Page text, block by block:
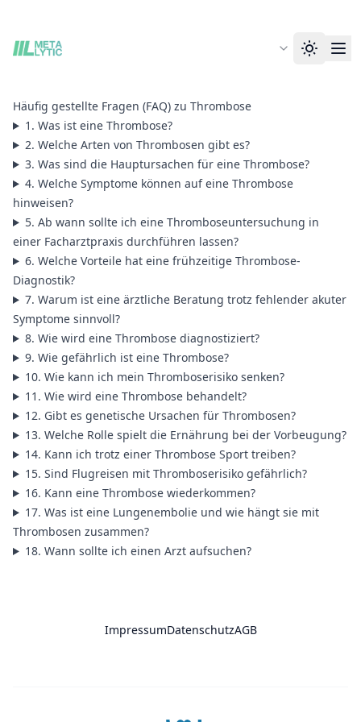
Häufig gestellte Fragen (FAQ) zu Thrombose
1. Was ist eine Thrombose?
2. Welche Arten von Thrombosen gibt es?
3. Was sind die Hauptursachen für eine Thrombose?
4. Welche Symptome können auf eine Thrombose
hinweisen?
5. Ab wann sollte ich eine Thromboseuntersuchung in
einer Facharztpraxis durchführen lassen?
6. Welche Vorteile hat eine frühzeitige Thrombose-
Diagnostik?
7. Warum ist eine ärztliche Beratung trotz fehlender akuter
Symptome sinnvoll?
8. Wie wird eine Thrombose diagnostiziert?
9. Wie gefährlich ist eine Thrombose?
10. Wie kann ich mein Thromboserisiko senken?
11. Wie wird eine Thrombose behandelt?
12. Gibt es genetische Ursachen für Thrombosen?
13. Welche Rolle spielt die Ernährung bei der Vorbeugung?
14. Kann ich trotz einer Thrombose Sport treiben?
15. Sind Flugreisen mit Thromboserisiko gefährlich?
16. Kann eine Thrombose wiederkommen?
17. Was ist eine Lungenembolie und wie hängt sie mit
Thrombosen zusammen?
18. Wann sollte ich einen Arzt aufsuchen?
ImpressumDatenschutzAGB